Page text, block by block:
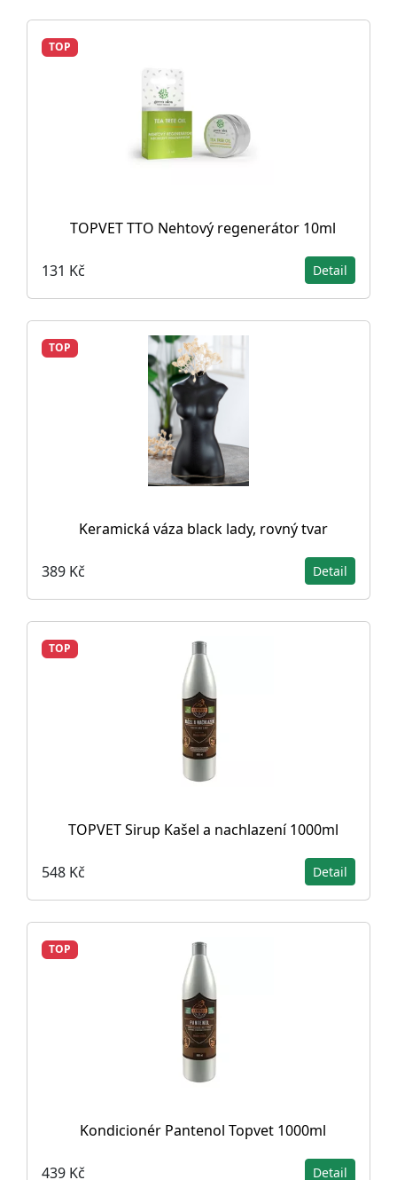
TOP
TOPVET TTO Nehtový regenerátor 10ml
131 Kč Detail
TOP
Keramická váza black lady, rovný tvar
389 Kč Detail
TOP
TOPVET Sirup Kašel a nachlazení 1000ml
548 Kč Detail
TOP
Kondicionér Pantenol Topvet 1000ml
439 Kč Detail